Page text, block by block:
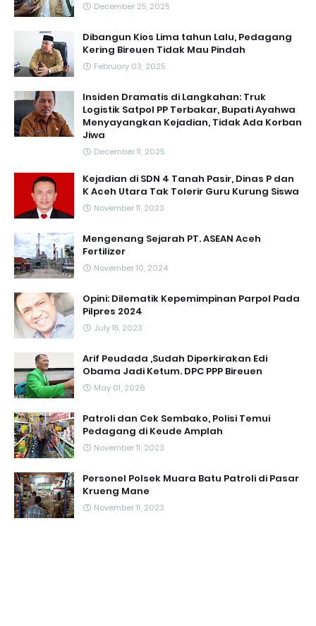
December 25, 2025
Dibangun Kios Lima tahun Lalu, Pedagang
Kering Bireuen Tidak Mau Pindah
February 03, 2025
Insiden Dramatis di Langkahan: Truk
Logistik Satpol PP Terbakar, Bupati Ayahwa
Menyayangkan Kejadian, Tidak Ada Korban
Jiwa
December 11, 2025
Kejadian di SDN 4 Tanah Pasir, Dinas P dan
K Aceh Utara Tak Tolerir Guru Kurung Siswa
November 11, 2023
Mengenang Sejarah PT. ASEAN Aceh
Fertilizer
November 10, 2024
Opini: Dilematik Kepemimpinan Parpol Pada
Pilpres 2024
July 15, 2023
Arif Peudada ,Sudah Diperkirakan Edi
Obama Jadi Ketum. DPC PPP Bireuen
May 01, 2026
Patroli dan Cek Sembako, Polisi Temui
Pedagang di Keude Amplah
November 11, 2023
Personel Polsek Muara Batu Patroli di Pasar
Krueng Mane
November 11, 2023